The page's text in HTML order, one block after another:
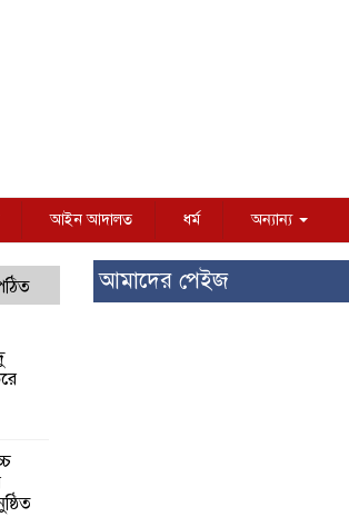
আইন আদালত ধর্ম অন্যান্য
আমাদের পেইজ